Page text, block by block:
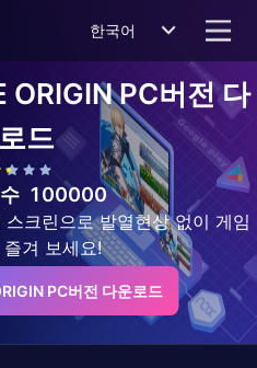
한국어
ORIGINPC버전 다
드
100000
크린으로 발열현상 없이 게임
겨 보세요!
PC버전 다운로드